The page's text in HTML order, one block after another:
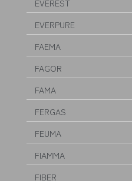
EVEREST
EVERPURE
FAEMA
FAGOR
FAMA
FERGAS
FEUMA
FIAMMA
FIBER